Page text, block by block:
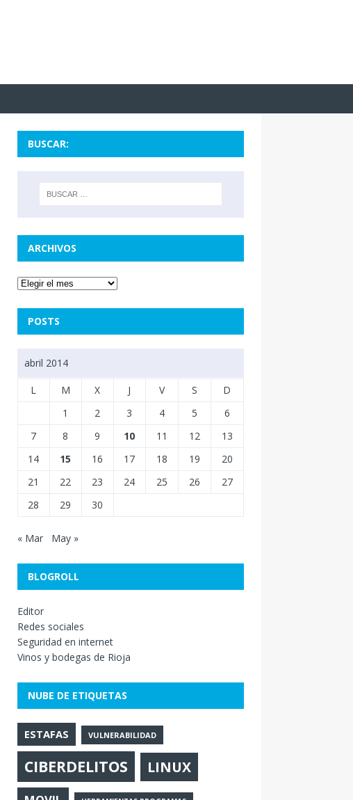
BUSCAR:
ARCHIVOS
POSTS
abril 2014
L M X J V S
D
1
2 3 4 5
6
7
8 9 10 11 12
13
14
15 16 17 18 19
20
21
22 23 24 25 26
27
28
29 30
« Mar May »
BLOGROLL
Editor
Redes sociales
Seguridad en internet
Vinos y bodegas de Rioja
NUBE DE ETIQUETAS
ESTAFAS VULNERABILIDAD
CIBERDELITOS LINUX